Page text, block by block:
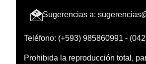
Sugerencias a:
Teléfono: (+593) 985860991 -
Prohibida la reproducción total,